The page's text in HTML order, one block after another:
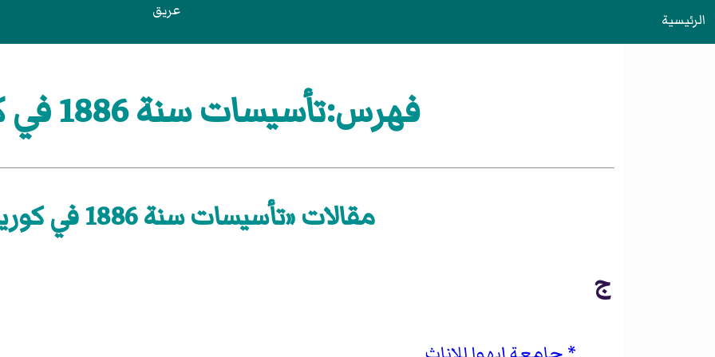
الرئيسية عريق
فهرس:تأسيسات سنة 1886 في كوريا
مقالات «تأسيسات سنة 1886 في كوريا»
ج